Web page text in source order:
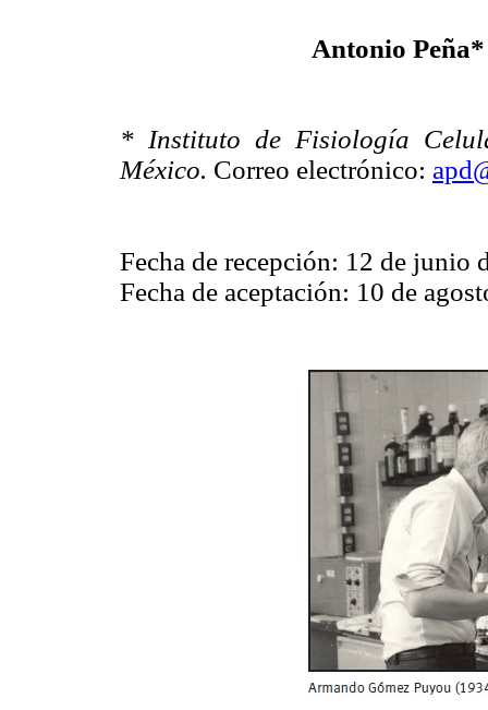
Antonio Peña*
* Instituto de Fisiología
México. Correo electrónico:
Fecha de recepción: 12 de junio
Fecha de aceptación: 10 de